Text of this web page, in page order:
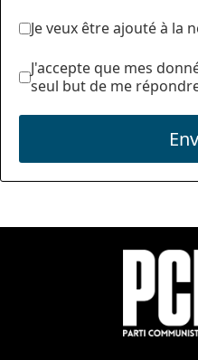
Je veux être ajouté à la
J'accepte que mes
seul but de me